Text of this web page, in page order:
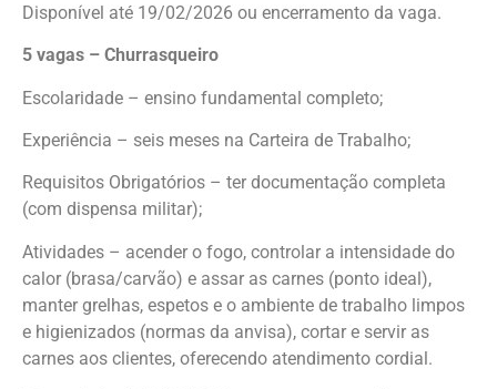
Disponível até 19/02/2026 ou encerramento da vaga.
5 vagas – Churrasqueiro
Escolaridade – ensino fundamental completo;
Experiência – seis meses na Carteira de Trabalho;
Requisitos Obrigatórios – ter documentação completa
(com dispensa militar);
Atividades – acender o fogo, controlar a intensidade do
calor (brasa/carvão) e assar as carnes (ponto ideal),
manter grelhas, espetos e o ambiente de trabalho limpos
e higienizados (normas da anvisa), cortar e servir as
carnes aos clientes, oferecendo atendimento cordial.